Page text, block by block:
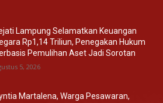
Lampung Selamatkan Keuangan
Rp1,14 Triliun, Penegakan Hukum
Pemulihan Aset Jadi Sorotan
5, 2026
Martalena, Warga Pesawaran,